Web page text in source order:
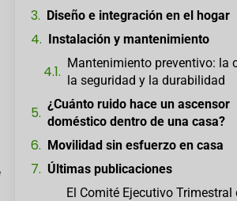
Diseño e integración en el hogar
Instalación y mantenimiento
Mantenimiento preventivo: la
la seguridad y la durabilidad
¿Cuánto ruido hace un ascensor
doméstico dentro de una casa?
Movilidad sin esfuerzo en casa
Últimas publicaciones
El Comité Ejecutivo Trimestral